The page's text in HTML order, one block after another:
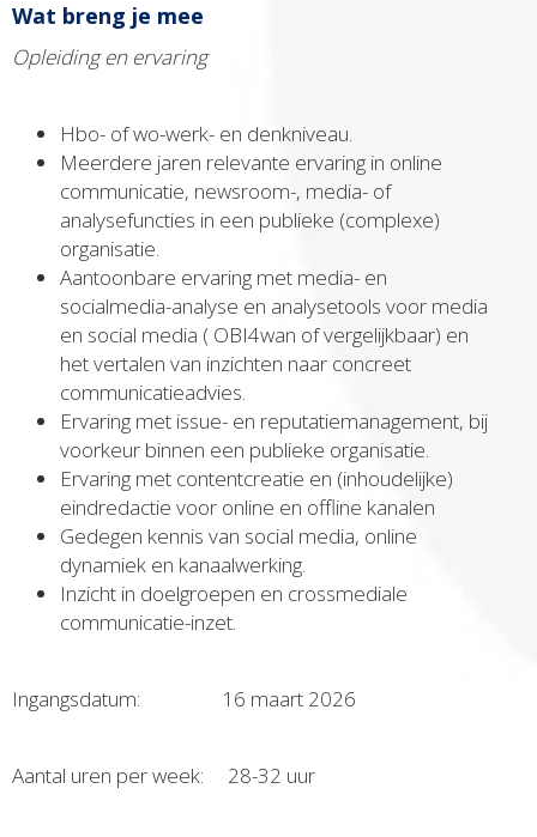
Wat breng je mee
Opleiding en ervaring
Hbo- of wo-werk- en denkniveau.
Meerdere jaren relevante ervaring in online
communicatie, newsroom-, media- of
analysefuncties in een publieke (complexe)
organisatie.
Aantoonbare ervaring met media- en
socialmedia-analyse en analysetools voor media
en social media ( OBI4wan of vergelijkbaar) en
het vertalen van inzichten naar concreet
communicatieadvies.
Ervaring met issue- en reputatiemanagement, bij
voorkeur binnen een publieke organisatie.
Ervaring met contentcreatie en (inhoudelijke)
eindredactie voor online en offline kanalen
Gedegen kennis van social media, online
dynamiek en kanaalwerking.
Inzicht in doelgroepen en crossmediale
communicatie-inzet.
Ingangsdatum: 16 maart 2026
Aantal uren per week: 28-32 uur